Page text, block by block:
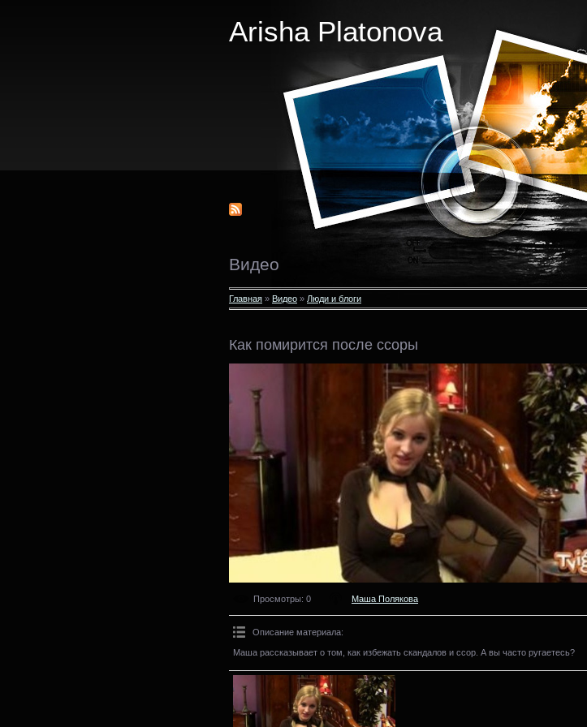
Arisha Platonova
Видео
Главная » Видео » Люди и блоги
Как помирится после ссоры
Просмотры: 0 Маша Полякова
Описание материала:
Маша рассказывает о том, как избежать скандалов и ссор. А вы часто ругаетесь?